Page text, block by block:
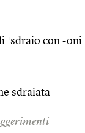
1sdraio con -oni.
sdraiata